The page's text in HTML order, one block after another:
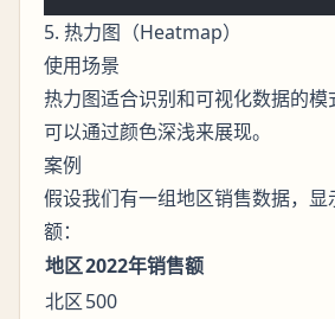
5. 热力图（Heatmap）
使用场景
热力图适合识别和可视化数据的模
可以通过颜色深浅来展现。
案例
假设我们有一组地区销售数据，显
额：
地区2022年销售额
北区500